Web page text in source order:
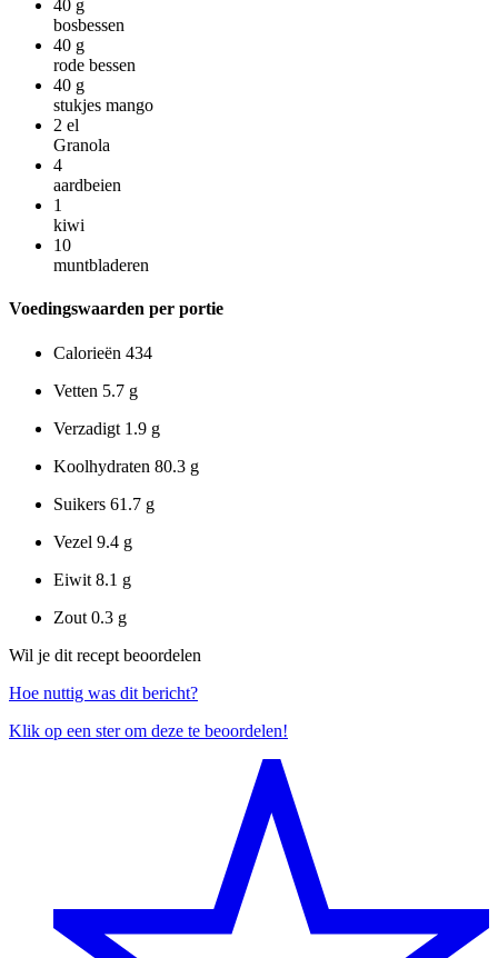
40 g
bosbessen
40 g
rode bessen
40 g
stukjes mango
2 el
Granola
4
aardbeien
1
kiwi
10
muntbladeren
Voedingswaarden per portie
Calorieën 434
Vetten 5.7 g
Verzadigt 1.9 g
Koolhydraten 80.3 g
Suikers 61.7 g
Vezel 9.4 g
Eiwit 8.1 g
Zout 0.3 g
Wil je dit recept beoordelen
Hoe nuttig was dit bericht?
Klik op een ster om deze te beoordelen!